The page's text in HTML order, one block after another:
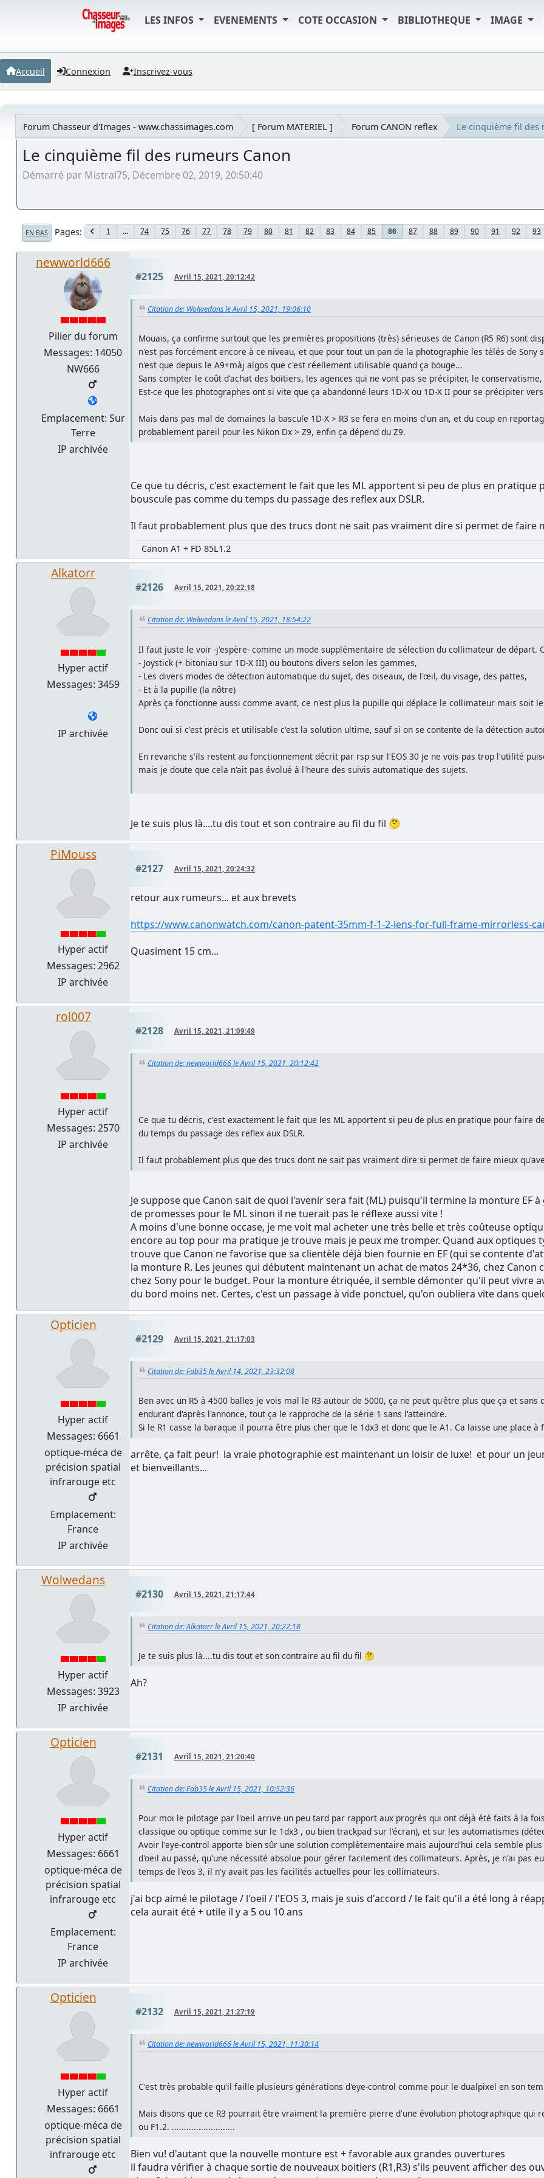
LES INFOS EVENEMENTS COTE OCCASION BIBLIOTHEQUE IMAGE
Accueil Connexion Inscrivez-vous
Forum Chasseur d'Images - www.chassimages.com [ Forum MATERIEL ] Forum CANON reflex Le cinquième fil des
Le cinquième fil des rumeurs Canon
Démarré par Mistral75, Décembre 02, 2019, 20:50:40
EN BAS Pages 1 ... 74 75 76 77 78 79 80 81 82 83 84 85 86 87 88 89 90 91 92 93
newworld666
Pilier du forum
Messages: 14050
NW666
Emplacement: Sur
Terre
IP archivée
#2125 Avril 15, 2021, 20:12:42
Citation de: Wolwedans le Avril 15, 2021, 19:06:10
Mouais, ça confirme surtout que les premières propositions (très) sérieuses de Canon (R5 R6) sont
n'est pas forcément encore à ce niveau, et que pour tout un pan de la photographie les télés de
n'est que depuis le A9+màj algos que c'est réellement utilisable quand ça bouge...
Sans compter le coût d'achat des boitiers, les agences qui ne vont pas se précipiter, le
Est-ce que les photographes ont si vite que ça abandonné leurs 1D-X ou 1D-X II pour se précipiter
Mais dans pas mal de domaines la bascule 1D-X > R3 se fera en moins d'un an, et du coup en
probablement pareil pour les Nikon Dx > Z9, enfin ça dépend du Z9.
Ce que tu décris, c'est exactement le fait que les ML apportent si peu de plus en
bouscule pas comme du temps du passage des reflex aux DSLR.
Il faut probablement plus que des trucs dont ne sait pas vraiment dire si permet de faire
Canon A1 + FD 85L1.2
Alkatorr
Hyper actif
Messages: 3459
IP archivée
#2126 Avril 15, 2021, 20:22:18
Citation de: Wolwedans le Avril 15, 2021, 18:54:22
Il faut juste le voir -j'espère- comme un mode supplémentaire de sélection du collimateur de départ.
- Joystick (+ bitoniau sur 1D-X III) ou boutons divers selon les gammes,
- Les divers modes de détection automatique du sujet, des oiseaux, de l'œil, du visage, des pattes,
- Et à la pupille (la nôtre)
Après ça fonctionne aussi comme avant, ce n'est plus la pupille qui déplace le collimateur mais soit
Donc oui si c'est précis et utilisable c'est la solution ultime, sauf si on se contente de la détection
En revanche s'ils restent au fonctionnement décrit par rsp sur l'EOS 30 je ne vois pas trop l'utilité
mais je doute que cela n'ait pas évolué à l'heure des suivis automatique des sujets.
Je te suis plus là....tu dis tout et son contraire au fil du fil 🤔
PiMouss
Hyper actif
Messages: 2962
IP archivée
#2127 Avril 15, 2021, 20:24:32
retour aux rumeurs... et aux brevets
https://www.canonwatch.com/canon-patent-35mm-f-1-2-lens-for-full-frame-mirrorless-
Quasiment 15 cm...
rol007
Hyper actif
Messages: 2570
IP archivée
#2128 Avril 15, 2021, 21:09:49
Citation de: newworld666 le Avril 15, 2021, 20:12:42
Ce que tu décris, c'est exactement le fait que les ML apportent si peu de plus en pratique pour faire
du temps du passage des reflex aux DSLR.
Il faut probablement plus que des trucs dont ne sait pas vraiment dire si permet de faire mieux
Je suppose que Canon sait de quoi l'avenir sera fait (ML) puisqu'il termine la monture EF
de promesses pour le ML sinon il ne tuerait pas le réflexe aussi vite !
A moins d'une bonne occase, je me voit mal acheter une très belle et très coûteuse
encore au top pour ma pratique je trouve mais je peux me tromper. Quand aux optiques
trouve que Canon ne favorise que sa clientèle déjà bien fournie en EF (qui se contente
la monture R. Les jeunes qui débutent maintenant un achat de matos 24*36, chez Canon
chez Sony pour le budget. Pour la monture étriquée, il semble démonter qu'il peut vivre
du bord moins net. Certes, c'est un passage à vide ponctuel, qu'on oubliera vite dans
Opticien
Hyper actif
Messages: 6661
optique-méca de
précision spatial
infrarouge etc
Emplacement:
France
IP archivée
#2129 Avril 15, 2021, 21:17:03
Citation de: Fab35 le Avril 14, 2021, 23:32:08
Ben avec un R5 à 4500 balles je vois mal le R3 autour de 5000, ça ne peut qu'être plus que ça et
endurant d'après l'annonce, tout ça le rapproche de la série 1 sans l'atteindre.
Si le R1 casse la baraque il pourra être plus cher que le 1dx3 et donc que le A1. Ca laisse une place
arrête, ça fait peur! la vraie photographie est maintenant un loisir de luxe! et pour un
et bienveillants...
Wolwedans
Hyper actif
Messages: 3923
IP archivée
#2130 Avril 15, 2021, 21:17:44
Citation de: Alkatorr le Avril 15, 2021, 20:22:18
Je te suis plus là....tu dis tout et son contraire au fil du fil 🤔
Ah?
Opticien
Hyper actif
Messages: 6661
optique-méca de
précision spatial
infrarouge etc
Emplacement:
France
IP archivée
#2131 Avril 15, 2021, 21:20:40
Citation de: Fab35 le Avril 15, 2021, 10:52:36
Pour moi le pilotage par l'oeil arrive un peu tard par rapport aux progrès qui ont déjà été faits à la
classique ou optique comme sur le 1dx3 , ou bien trackpad sur l'écran), et sur les automatismes
Avoir l'eye-control apporte bien sûr une solution complètementaire mais aujourd'hui cela semble
d'oeil au passé, qu'une nécessité absolue pour gérer facilement des collimateurs. Après, je n'ai pas
temps de l'eos 3, il n'y avait pas les facilités actuelles pour les collimateurs.
j'ai bcp aimé le pilotage / l'oeil / l'EOS 3, mais je suis d'accord / le fait qu'il a été long à
cela aurait été + utile il y a 5 ou 10 ans
Opticien
Hyper actif
Messages: 6661
optique-méca de
précision spatial
infrarouge etc
#2132 Avril 15, 2021, 21:27:19
Citation de: newworld666 le Avril 15, 2021, 11:30:14
C'est très probable qu'il faille plusieurs générations d'eye-control comme pour le dualpixel en son
Mais disons que ce R3 pourrait être vraiment la première pierre d'une évolution photographique qui
ou F1.2. ..........................
Bien vu! d'autant que la nouvelle monture est + favorable aux grandes ouvertures
il faudra vérifier à chaque sortie de nouveaux boitiers (R1,R3) s'ils peuvent afficher des